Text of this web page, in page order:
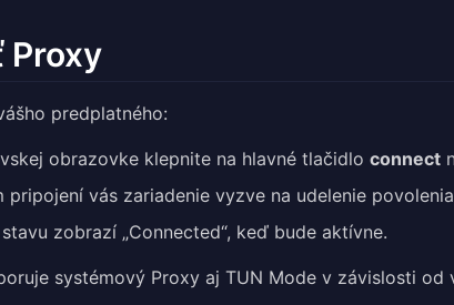
Proxy
predplatného:
obrazovke klepnite na hlavné tlačidlo connect
pripojení vás zariadenie vyzve na udelenie
zobrazí „Connected“, keď bude aktívne.
systémový Proxy aj TUN Mode v závislosti od